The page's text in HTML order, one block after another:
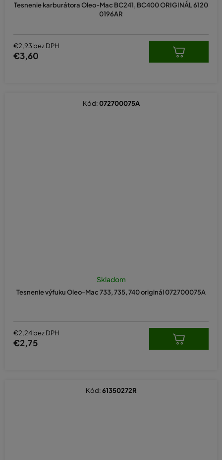
Tesnenie karburátora Oleo-Mac BC241, BC400 ORIGINÁL 6120
0196AR
€2,93 bez DPH
€3,60
Tesnenie výfuku Oleo-Mac 733, 735, 740 originál 072700075A
Skladom
€2,24 bez DPH
€2,75
Kód:072700075A
Kód:61350272R